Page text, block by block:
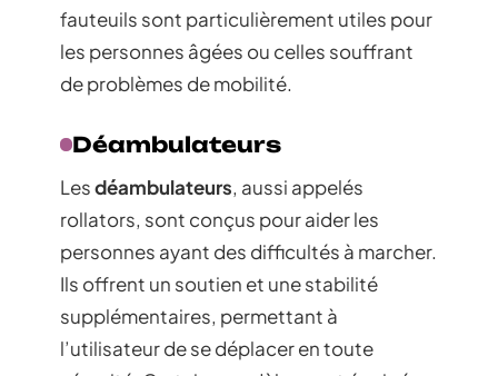
fauteuils sont particulièrement utiles pour
les personnes âgées ou celles souffrant
de problèmes de mobilité.
Déambulateurs
Lesdéambulateurs, aussi appelés
rollators, sont conçus pour aider les
personnes ayant des difficultés à marcher.
Ils offrent un soutien et une stabilité
supplémentaires, permettant à
l’utilisateur de se déplacer en toute